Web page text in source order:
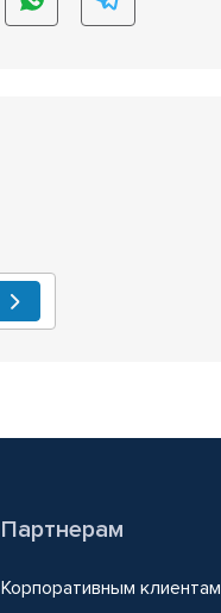
Партнерам
Корпоративным клиентам